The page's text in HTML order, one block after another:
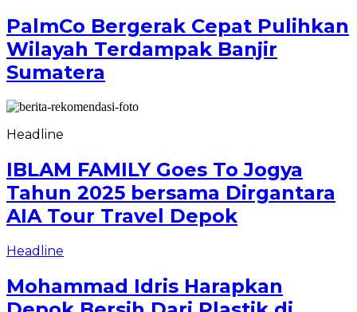
PalmCo Bergerak Cepat Pulihkan
Wilayah Terdampak Banjir
Sumatera
Headline
IBLAM FAMILY Goes To Jogya
Tahun 2025 bersama Dirgantara
AIA Tour Travel Depok
Headline
Mohammad Idris Harapkan